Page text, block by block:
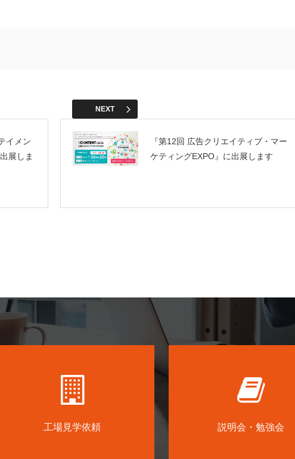
イメン
展しま
NEXT
『第12回 広告クリエイティブ・マー
ケティングEXPO』に出展します
工場見学依頼 説明会・勉強会